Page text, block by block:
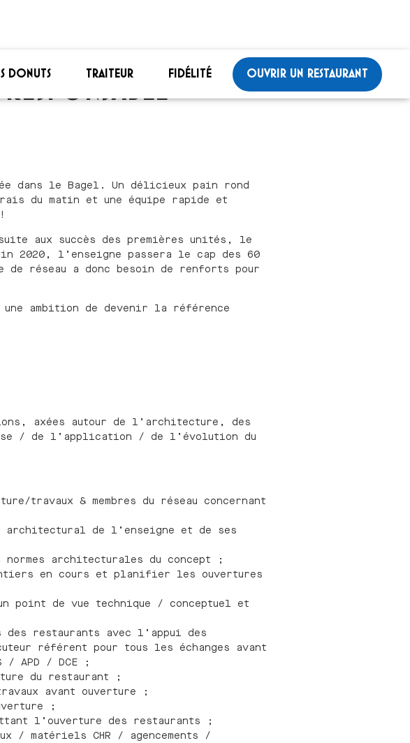
DONUTS TRAITEUR FIDÉLITÉ OUVRIR UN RESTAURANT
dans le Bagel. Un délicieux pain rond
du matin et une équipe rapide et
aux succès des premières unités, le
2020, l’enseigne passera le cap des 60
réseau a donc besoin de renforts pour
ambition de devenir la référence
axées autour de l’architecture, des
/ de l’application / de l’évolution du
travaux & membres du réseau concernant
de l’enseigne et de ses
architecturales du concept ;
en cours et planifier les ouvertures
point de vue technique / conceptuel et
des restaurants avec l’appui des
référent pour tous les échanges avant
/ APD / DCE ;
du restaurant ;
avant ouverture ;
;
l’ouverture des restaurants ;
/ matériels CHR / agencements /